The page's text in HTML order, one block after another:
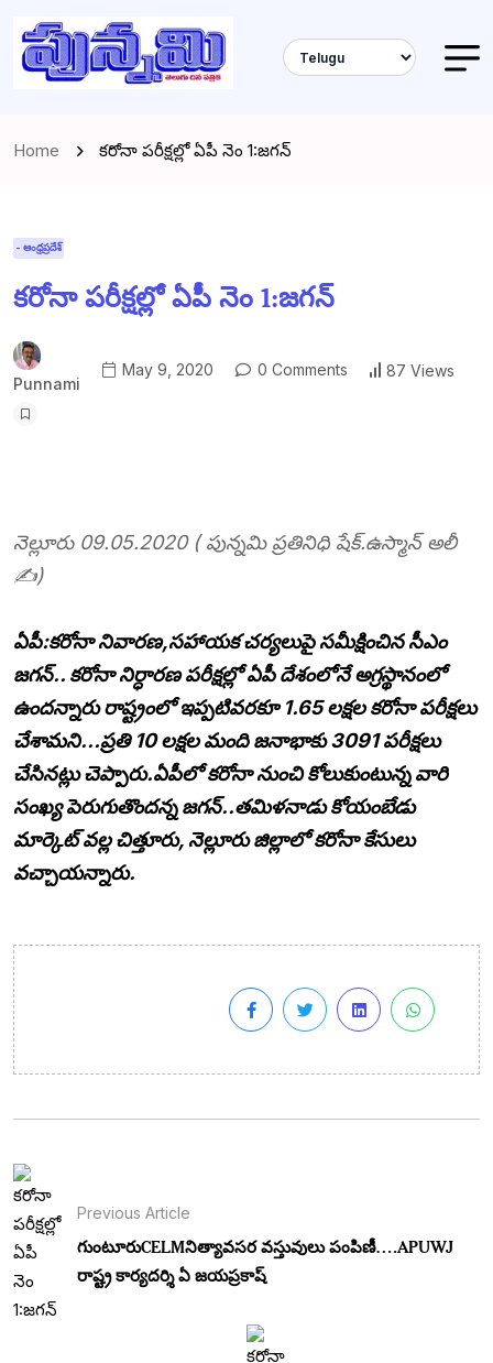
Home కరోనా పరీక్షల్లో ఏపీ నెం 1:జగన్
- ఆంధ్రప్రదేశ్
కరోనా పరీక్షల్లో ఏపీ నెం 1:జగన్
Punnami
May 9, 2020 0 Comments 87 Views
నెల్లూరు 09.05.2020 ( పున్నమి ప్రతినిధి షేక్.ఉస్మాన్ అలీ
✍️)
ఏపీ:కరోనా నివారణ,సహాయక చర్యలుపై సమీక్షించిన సీఎం
జగన్.. కరోనా నిర్ధారణ పరీక్షల్లో ఏపీ దేశంలోనే అగ్రస్థానంలో
ఉందన్నారు రాష్ట్రంలో ఇప్పటివరకూ 1.65 లక్షల కరోనా పరీక్షలు
చేశామని…ప్రతి 10 లక్షల మంది జనాభాకు 3091 పరీక్షలు
చేసినట్లు చెప్పారు.ఏపీలో కరోనా నుంచి కోలుకుంటున్న వారి
సంఖ్య పెరుగుతొందన్న జగన్..తమిళనాడు కోయంబేడు
మార్కెట్ వల్ల చిత్తూరు, నెల్లూరు జిల్లాలో కరోనా కేసులు
వచ్చాయన్నారు.
Previous Article
గుంటూరుCELMనిత్యావసర వస్తువులు పంపిణీ….APUWJ
రాష్ట్ర కార్యదర్శి ఏ జయప్రకాష్